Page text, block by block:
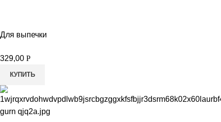
Для выпечки
329,00 Р
КУПИТЬ